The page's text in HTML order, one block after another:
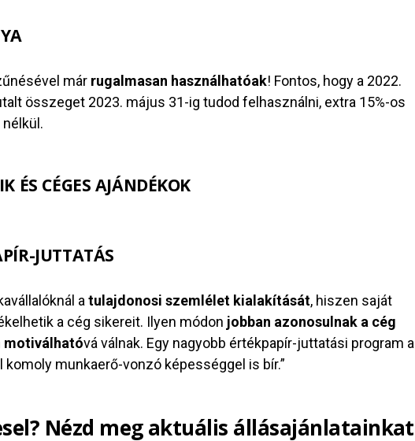
már rugalmasan használhatóak! Fontos, hogy a 2022.
összeget 2023. május 31-ig tudod felhasználni, extra 15%-os
ÉS CÉGES AJÁNDÉKOK
JUTTATÁS
a tulajdonosi szemlélet kialakítását, hiszen saját
a cég sikereit. Ilyen módon jobban azonosulnak a cég
motiválhatóvá válnak. Egy nagyobb értékpapír-juttatási program a
komoly munkaerő-vonzó képességgel is bír.”
Nézd meg aktuális állásajánlatainkat